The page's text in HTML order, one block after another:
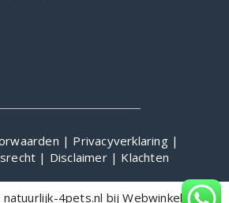
| Privacyverklaring |
| Disclaimer | Klachten
natuurlijk-4pets.nl bijWebwinkelKeur